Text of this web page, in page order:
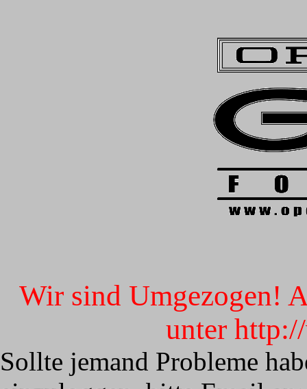
Wir sind Umgezogen!
unter
Sollte jemand Probleme